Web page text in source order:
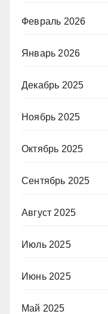
Февраль 2026
Январь 2026
Декабрь 2025
Ноябрь 2025
Октябрь 2025
Сентябрь 2025
Август 2025
Июль 2025
Июнь 2025
Май 2025